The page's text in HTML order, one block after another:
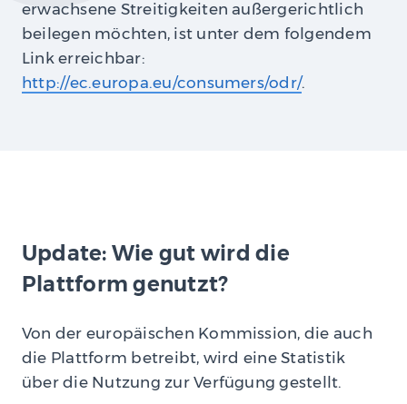
erwachsene Streitigkeiten außergerichtlich
beilegen möchten, ist unter dem folgendem
Link erreichbar:
http://ec.europa.eu/consumers/odr/.
Update: Wie gut wird die
Plattform genutzt?
Von der europäischen Kommission, die auch
die Plattform betreibt, wird eine Statistik
über die Nutzung zur Verfügung gestellt.